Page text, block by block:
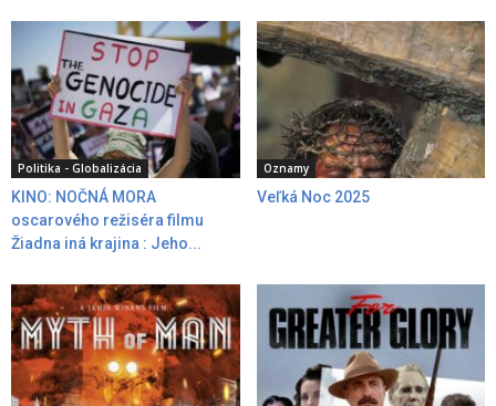
Politika - Globalizácia
KINO: NOČNÁ MORA
oscarového režiséra filmu
Žiadna iná krajina : Jeho...
Oznamy
Veľká Noc 2025